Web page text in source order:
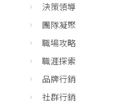
決策領導
團隊凝聚
職場攻略
職涯探索
品牌行銷
社群行銷